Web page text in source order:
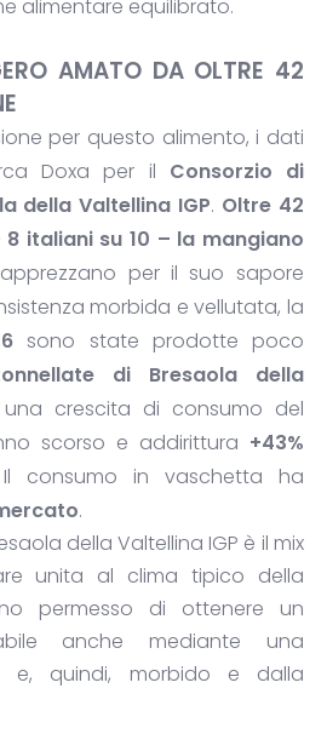
alimentare equilibrato.
AMATO DA OLTRE 42
per questo alimento, i dati
Doxa per il Consorzio di
della Valtellina IGP. Oltre 42
italiani su 10 – la mangiano
per il suo sapore
morbida e vellutata, la
sono state prodotte poco
di Bresaola della
crescita di consumo del
scorso e addirittura +43%
consumo in vaschetta ha
.
della Valtellina IGP è il mix
unita al clima tipico della
permesso di ottenere un
anche mediante una
e, quindi, morbido e dalla